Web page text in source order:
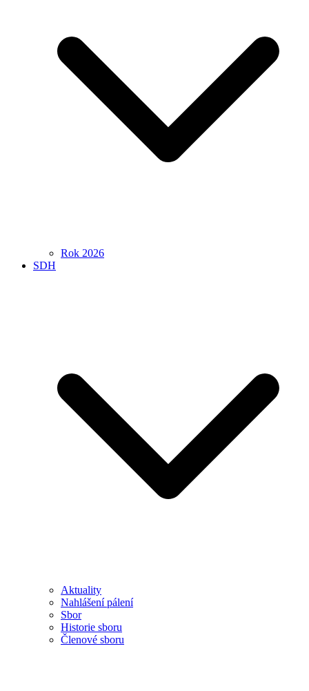
Rok 2026
SDH
Aktuality
Nahlášení pálení
Sbor
Historie sboru
Členové sboru